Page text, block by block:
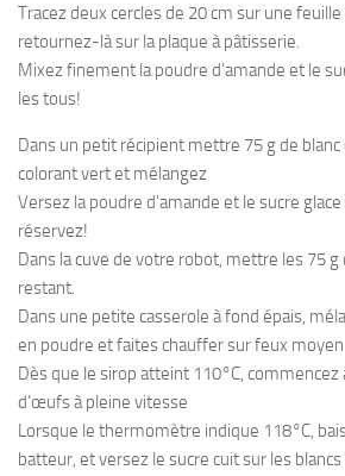
Tracez deux cercles de 20 cm sur une
retournez-là sur la plaque à pâtisserie.
Mixez finement la poudre d’amande et le
les tous!
Dans un petit récipient mettre 75 g de
colorant vert et mélangez
Versez la poudre d’amande et le sucre
réservez!
Dans la cuve de votre robot, mettre les 75 g
restant.
Dans une petite casserole à fond épais,
en poudre et faites chauffer sur feux moyen
Dès que le sirop atteint 110°C, commencez
d’œufs à pleine vitesse
Lorsque le thermomètre indique 118°C,
batteur, et versez le sucre cuit sur les